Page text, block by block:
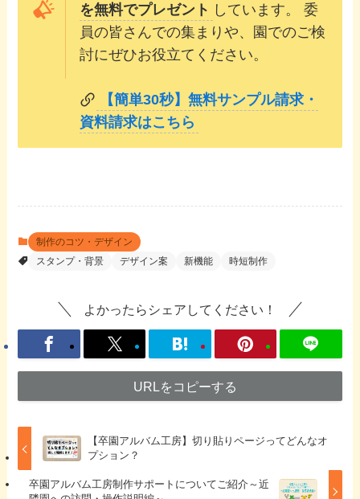
を無料でプレゼント しています。 委
員の皆さんでの集まりや、園でのご検
討にぜひお役立てください。
【簡単30秒】無料サンプル請求・
資料請求はこちら
制作のコツ・デザイン
スタンプ・背景
デザイン案 新機能 時短制作
よかったらシェアしてください！
URLをコピーする
【卒園アルバム工房】切り貼りページってどんなオ
プション？
卒園アルバム工房制作サポートについてご紹介～近